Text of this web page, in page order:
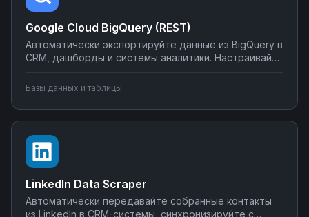
Google Cloud BigQuery (REST)
Автоматически экспортируйте данные из BigQuery в
CRM, дашборды и системы аналитики. Настраивайте
метрики с внешними сервисами, создавайте
Управляйте интеграциями BigQuery без SQL-
программирования.
Базы данных и таблицы
LinkedIn Data Scraper
Автоматически передавайте собранные контакты
из LinkedIn в CRM-системы, синхронизируйте с